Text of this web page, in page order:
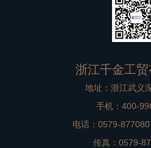
浙江千金工贸
地址：浙江武义
手机：400-
电话：0579-
传真：0579-